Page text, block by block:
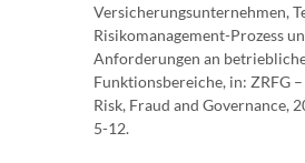
Versicherungsunternehmen,
Risikomanagement-Prozess
Anforderungen an
Funktionsbereiche, in: ZRFG
Risk, Fraud and Governance,
5-12.